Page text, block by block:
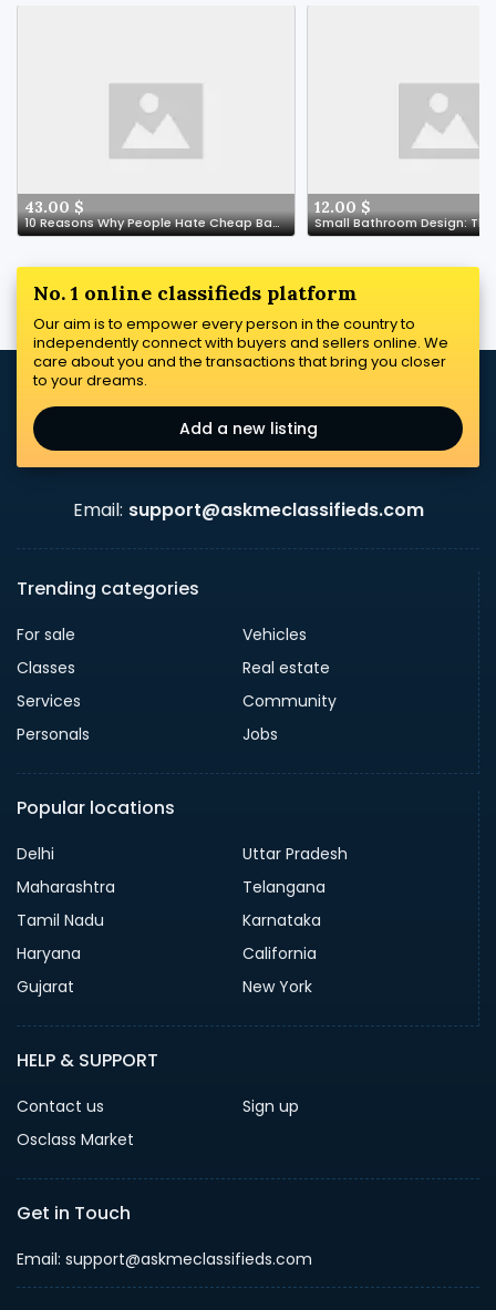
43.00 $
10 Reasons Why People Hate Cheap Baby Cot. Cheap Baby Cot
12.00 $
No. 1 online classifieds platform
Our aim is to empower every person in the country to
independently connect with buyers and sellers online. We
care about you and the transactions that bring you closer
to your dreams.
Add a new listing
Email: support@askmeclassifieds.com
Trending categories
For sale
Vehicles
Classes
Real estate
Services
Community
Personals
Jobs
Popular locations
Delhi
Uttar Pradesh
Maharashtra
Telangana
Tamil Nadu
Karnataka
Haryana
California
Gujarat
New York
HELP & SUPPORT
Contact us
Sign up
Osclass Market
Get in Touch
Email: support@askmeclassifieds.com